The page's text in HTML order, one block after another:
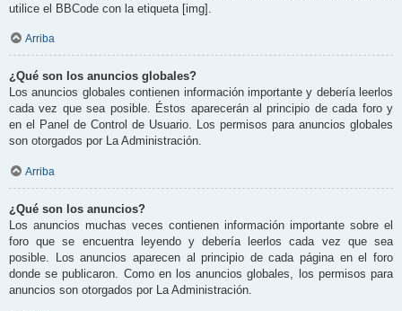
utilice el BBCode con la etiqueta [img].
Arriba
¿Qué son los anuncios globales?
Los anuncios globales contienen información importante y debería leerlos
cada vez que sea posible. Éstos aparecerán al principio de cada foro y
en el Panel de Control de Usuario. Los permisos para anuncios globales
son otorgados por La Administración.
Arriba
¿Qué son los anuncios?
Los anuncios muchas veces contienen información importante sobre el
foro que se encuentra leyendo y debería leerlos cada vez que sea
posible. Los anuncios aparecen al principio de cada página en el foro
donde se publicaron. Como en los anuncios globales, los permisos para
anuncios son otorgados por La Administración.